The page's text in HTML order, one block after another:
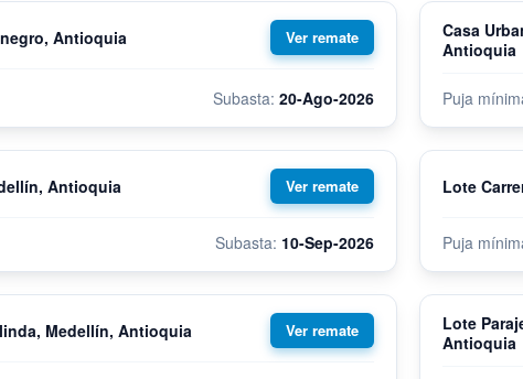
Antioquia
20-Ago-2026
Casa
Antioquia
Antioquia
10-Sep-2026
Lote
Medellín, Antioquia
Lote
Antioquia